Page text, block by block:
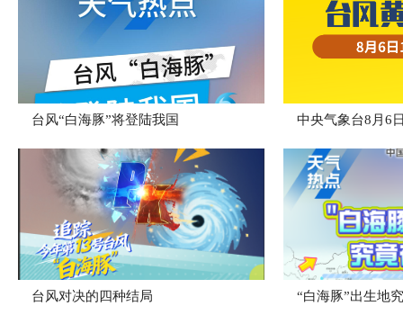
台风“白海豚”将登陆我国
台风对决的四种结局 “白海豚”出生地